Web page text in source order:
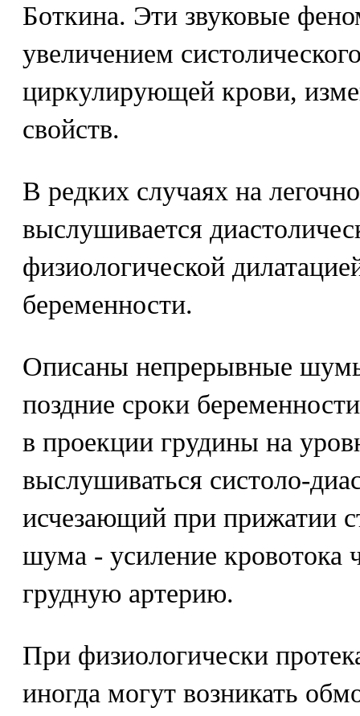
Боткина. Эти звуковые
увеличением
циркулирующей крови,
свойств.
В редких случаях на
выслушивается
физиологической
беременности.
Описаны непрерывные
поздние сроки
в проекции грудины на
выслушиваться систоло-
исчезающий при прижатии
шума - усиление кровотока
грудную артерию.
При физиологически
иногда могут возникать